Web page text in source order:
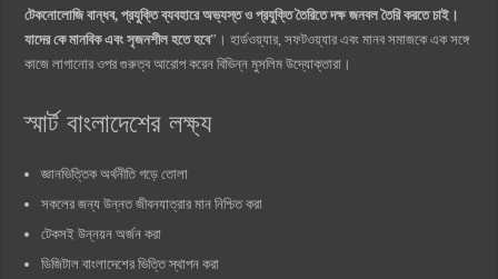
টেকনোলোজি বান্ধব, প্রযুক্তি ব্যবহারে অভ্যস্ত ও প্রযুক্তি তৈরিতে দক্ষ জনবল তৈরি করতে চাই।
যাদের কে মানবিক এবং সৃজনশীল হতে হবে”। হার্ডওয়্যার, সফটওয়্যার এবং মানব সমাজকে এক সঙ্গে
কাজে লাগানোর ওপর গুরুত্ব আরোপ করেন বিভিন্ন মুসলিম উদ্যোক্তারা।
স্মার্ট বাংলাদেশের লক্ষ্য
জ্ঞানভিত্তিক অর্থনীতি গড়ে তোলা
সকলের জন্য উন্নত জীবনযাত্রার মান নিশ্চিত করা
টেকসই উন্নয়ন অর্জন করা
ডিজিটাল বাংলাদেশের ভিত্তি স্থাপন করা